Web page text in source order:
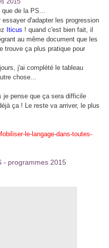
de la PS...
d'adapter les progression
Iticus ! quand c'est bien fait, il
au même document que les
trouve ça plus pratique pour
j'ai complété le tableau
chose...
je pense que ça sera difficile
ça ! Le reste va arriver, le plus
le-langage-dans-toutes-